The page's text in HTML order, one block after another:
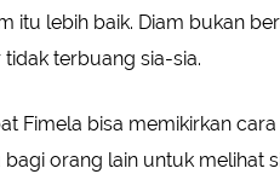
itu lebih baik. Diam bukan
terbuang sia-sia.
Fimela bisa memikirkan
orang lain untuk melihat